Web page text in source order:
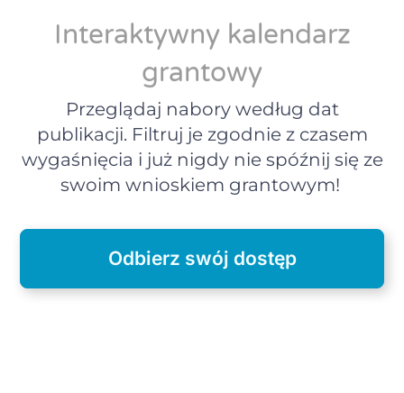
Interaktywny kalendarz
grantowy
Przeglądaj nabory według dat
publikacji. Filtruj je zgodnie z czasem
wygaśnięcia i już nigdy nie spóźnij się ze
swoim wnioskiem grantowym!
Odbierz swój dostęp